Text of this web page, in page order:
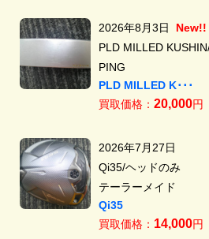
2026年8月3日
New!!
PLD MILLED
PING
PLD MILLED K･･･
買取価格： 20,000円
2026年7月27日
Qi35/ヘッドのみ
テーラーメイド
Qi35
買取価格： 14,000円